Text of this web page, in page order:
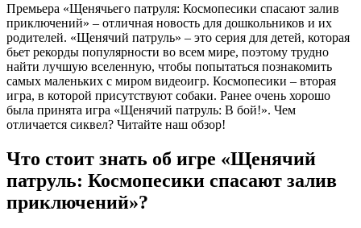
Премьера «Щенячьего патруля: Космопесики спасают залив
приключений» – отличная новость для дошкольников и их
родителей. «Щенячий патруль» – это серия для детей, которая
бьет рекорды популярности во всем мире, поэтому трудно
найти лучшую вселенную, чтобы попытаться познакомить
самых маленьких с миром видеоигр. Космопесики – вторая
игра, в которой присутствуют собаки. Ранее очень хорошо
была принята игра «Щенячий патруль: В бой!». Чем
отличается сиквел? Читайте наш обзор!
Что стоит знать об игре «Щенячий
патруль: Космопесики спасают залив
приключений»?